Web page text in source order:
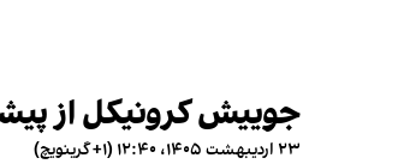
جوییش کرونیکل از پیشنهاد ۴۰ هزار پوندی برای قتل روزنامه‌نگار
۲۳ اردیبهشت ۱۴۰۵، ۱۲:۴۰ (‎+۱ گرینویچ)